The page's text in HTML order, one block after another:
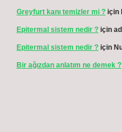
Greyfurt kanı temizler mi ? için
Epitermal sistem nedir ? için
Epitermal sistem nedir ? için
Bir ağızdan anlatım ne demek ?